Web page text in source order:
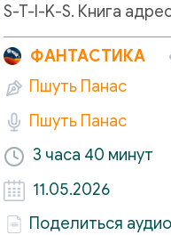
S-T-I-K-S. Книга
ФАНТАСТИКА
Пшуть Панас
Пшуть Панас
3 часа 40 минут
11.05.2026
Поделиться